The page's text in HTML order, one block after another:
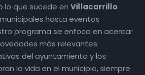
que sucede en Villacarrillo.
hasta eventos
programa se enfoca en acercar
más relevantes.
del ayuntamiento y los
la vida en el municipio, siempre